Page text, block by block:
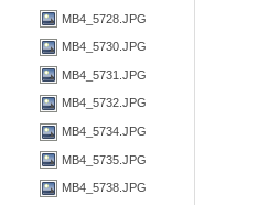
MB4_5728.JPG
MB4_5730.JPG
MB4_5731.JPG
MB4_5732.JPG
MB4_5734.JPG
MB4_5735.JPG
MB4_5738.JPG